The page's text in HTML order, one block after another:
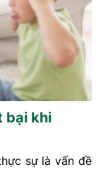
bại khi
sự là vấn đề